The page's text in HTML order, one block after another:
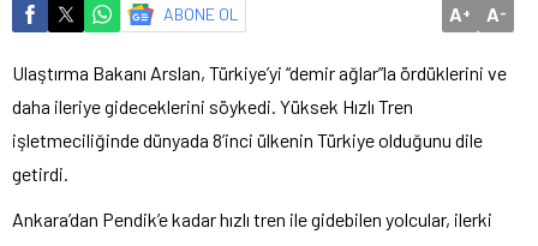
ABONE OL A+ A-
Ulaştırma Bakanı Arslan, Türkiye’yi “demir ağlar”la ördüklerini ve
daha ileriye gideceklerini söykedi. Yüksek Hızlı Tren
işletmeciliğinde dünyada 8’inci ülkenin Türkiye olduğunu dile
getirdi.
Ankara’dan Pendik’e kadar hızlı tren ile gidebilen yolcular, ilerki